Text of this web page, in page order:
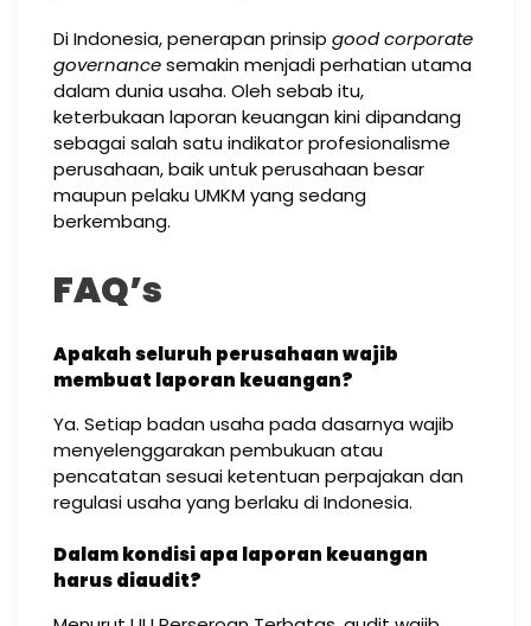
Di Indonesia, penerapan prinsip good corporate
governancesemakin menjadi perhatian utama
dalam dunia usaha. Oleh sebab itu,
keterbukaan laporan keuangan kini dipandang
sebagai salah satu indikator profesionalisme
perusahaan, baik untuk perusahaan besar
maupun pelaku UMKM yang sedang
berkembang.
FAQ’s
Apakah seluruh perusahaan wajib
membuat laporan keuangan?
Ya. Setiap badan usaha pada dasarnya wajib
menyelenggarakan pembukuan atau
pencatatan sesuai ketentuan perpajakan dan
regulasi usaha yang berlaku di Indonesia.
Dalam kondisi apa laporan keuangan
harus diaudit?